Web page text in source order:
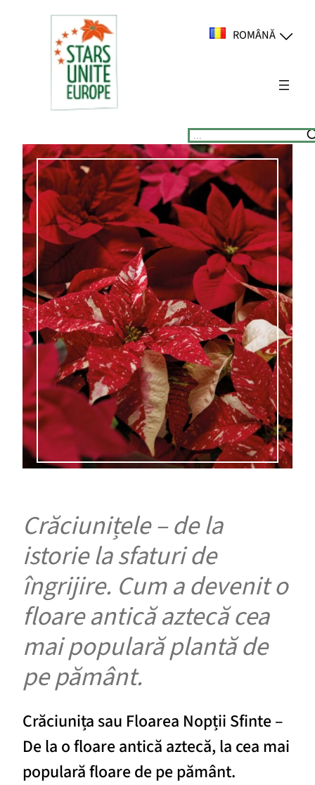
ROMÂNĂ
Suchen
Crăciunițele – de la
istorie la sfaturi de
îngrijire. Cum a devenit o
floare antică aztecă cea
mai populară plantă de
pe pământ.
Crăciunița sau Floarea Nopții Sfinte –
De la o floare antică aztecă, la cea mai
populară floare de pe pământ.